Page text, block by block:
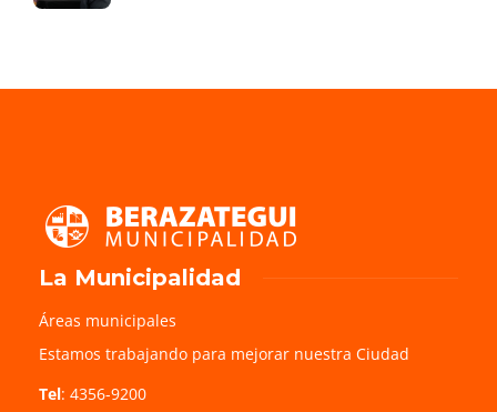
La Municipalidad
Áreas municipales
Estamos trabajando para mejorar nuestra Ciudad
Tel: 4356-9200